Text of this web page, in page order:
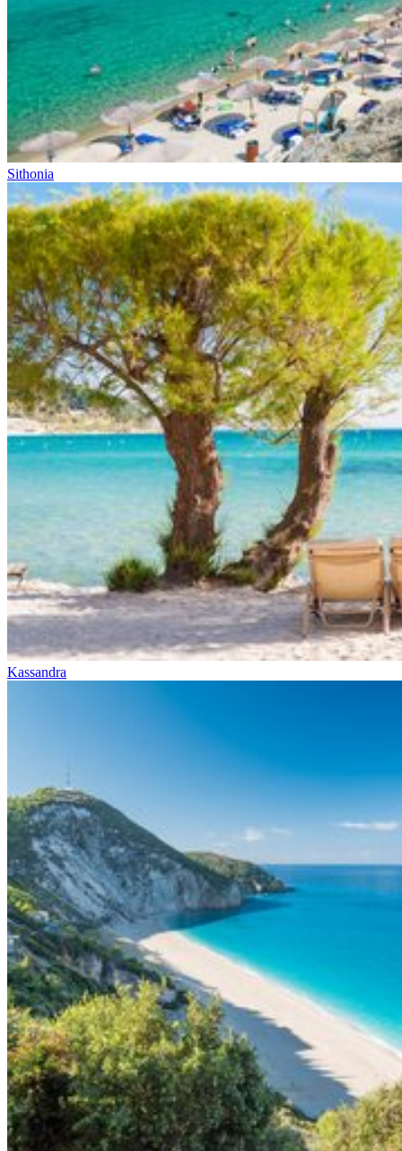
Sithonia
Kassandra